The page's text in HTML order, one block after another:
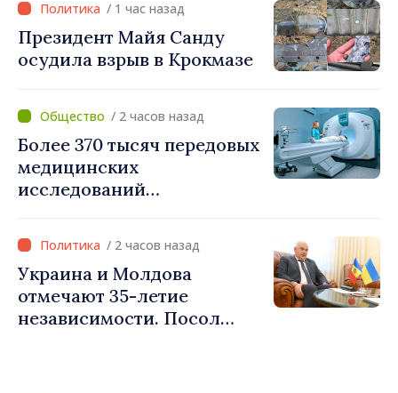
интеграции/ 1 час назад
Президент Майя Санду
осудила взрыв в Крокмазе
/ 2 часов назад
Более 370 тысяч передовых
медицинских
исследований
первой половине года
/ 2 часов назад
Украина и Молдова
отмечают 35-летие
независимости. Посол